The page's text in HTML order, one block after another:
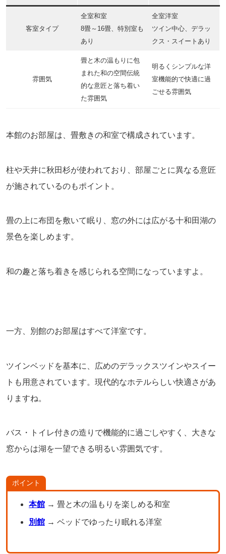
客室タイプ
全室和室
8畳～16畳、特別室も
あり
全室洋室
ツイン中心、デラッ
クス・スイートあり
雰囲気
畳と木の温もりに包
まれた和の空間伝統
的な意匠と落ち着い
た雰囲気
明るくシンプルな洋
室機能的で快適に過
ごせる雰囲気
本館のお部屋は、畳敷きの和室で構成されています。
柱や天井に秋田杉が使われており、部屋ごとに異なる意匠
が施されているのもポイント。
畳の上に布団を敷いて眠り、窓の外には広がる十和田湖の
景色を楽しめます。
和の趣と落ち着きを感じられる空間になっていますよ。
一方、別館のお部屋はすべて洋室です。
ツインベッドを基本に、広めのデラックスツインやスイー
トも用意されています。現代的なホテルらしい快適さがあ
りますね。
バス・トイレ付きの造りで機能的に過ごしやすく、大きな
窓からは湖を一望できる明るい雰囲気です。
ポイント
本館→ 畳と木の温もりを楽しめる和室
別館→ ベッドでゆったり眠れる洋室